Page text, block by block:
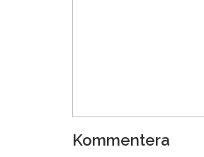
Kommentera